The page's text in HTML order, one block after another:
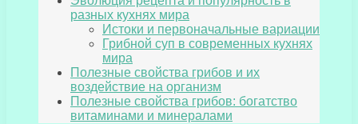
разных кухнях мира
Истоки и первоначальные вариации
Грибной суп в современных кухнях
мира
Полезные свойства грибов и их
воздействие на организм
Полезные свойства грибов: богатство
витаминами и минералами